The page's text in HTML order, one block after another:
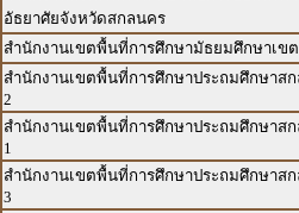
อัธยาศัยจังหวัดสกลนคร
สำนักงานเขตพื้นที่การศึกษามัธยมศึกษาเขต
สำนักงานเขตพื้นที่การศึกษาประถมศึกษาส
2
สำนักงานเขตพื้นที่การศึกษาประถมศึกษาส
1
สำนักงานเขตพื้นที่การศึกษาประถมศึกษาส
3